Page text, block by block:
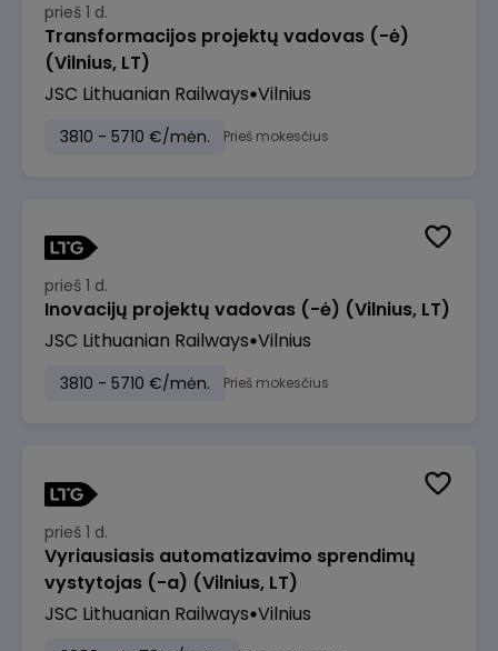
prieš 1 d.
Transformacijos projektų vadovas (-ė)
(Vilnius, LT)
JSC Lithuanian Railways Vilnius
3810 - 5710 €/mėn. Prieš mokesčius
prieš 1 d.
Inovacijų projektų vadovas (-ė) (Vilnius, LT)
JSC Lithuanian Railways Vilnius
3810 - 5710 €/mėn. Prieš mokesčius
prieš 1 d.
Vyriausiasis automatizavimo sprendimų
vystytojas (-a) (Vilnius, LT)
JSC Lithuanian Railways Vilnius